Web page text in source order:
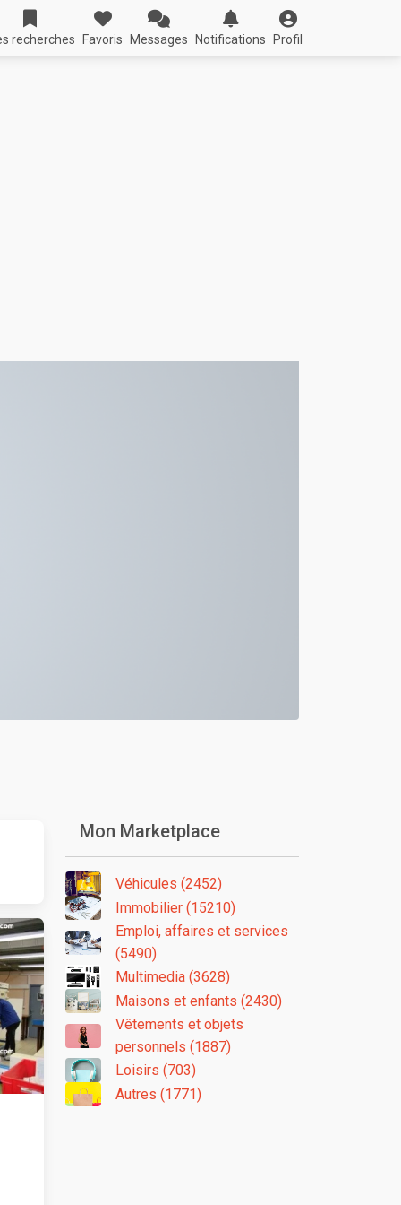
recherches Favoris Messages Notifications Profil
Mon Marketplace
Véhicules (2452)
Immobilier (15210)
Emploi, affaires et services
(5490)
Multimedia (3628)
Maisons et enfants (2430)
Vêtements et objets
personnels (1887)
Loisirs (703)
Autres (1771)